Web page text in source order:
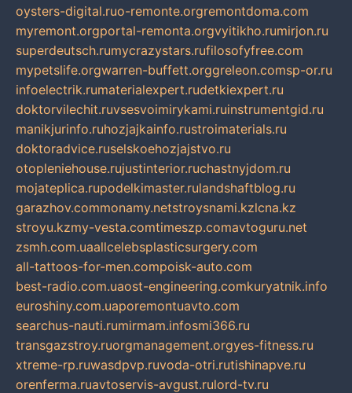
oysters-digital.ruo-remonte.orgremontdoma.com
myremont.orgportal-remonta.orgvyitikho.rumirjon.ru
superdeutsch.rumycrazystars.rufilosofyfree.com
mypetslife.orgwarren-buffett.orggreleon.comsp-or.ru
infoelectrik.rumaterialexpert.rudetkiexpert.ru
doktorvilechit.ruvsesvoimirykami.ruinstrumentgid.ru
manikjurinfo.ruhozjajkainfo.rustroimaterials.ru
doktoradvice.ruselskoehozjajstvo.ru
otopleniehouse.rujustinterior.ruchastnyjdom.ru
mojateplica.rupodelkimaster.rulandshaftblog.ru
garazhov.commonamy.netstroysnami.kzlcna.kz
stroyu.kzmy-vesta.comtimeszp.comavtoguru.net
zsmh.com.uaallcelebsplasticsurgery.com
all-tattoos-for-men.compoisk-auto.com
best-radio.com.uaost-engineering.comkuryatnik.info
euroshiny.com.uaporemontuavto.com
searchus-nauti.rumirmam.infosmi366.ru
transgazstroy.ruorgmanagement.orgyes-fitness.ru
xtreme-rp.ruwasdpvp.ruvoda-otri.rutishinapve.ru
orenferma.ruavtoservis-avgust.rulord-tv.ru